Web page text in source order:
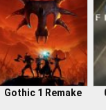
Gothic 1 Remake